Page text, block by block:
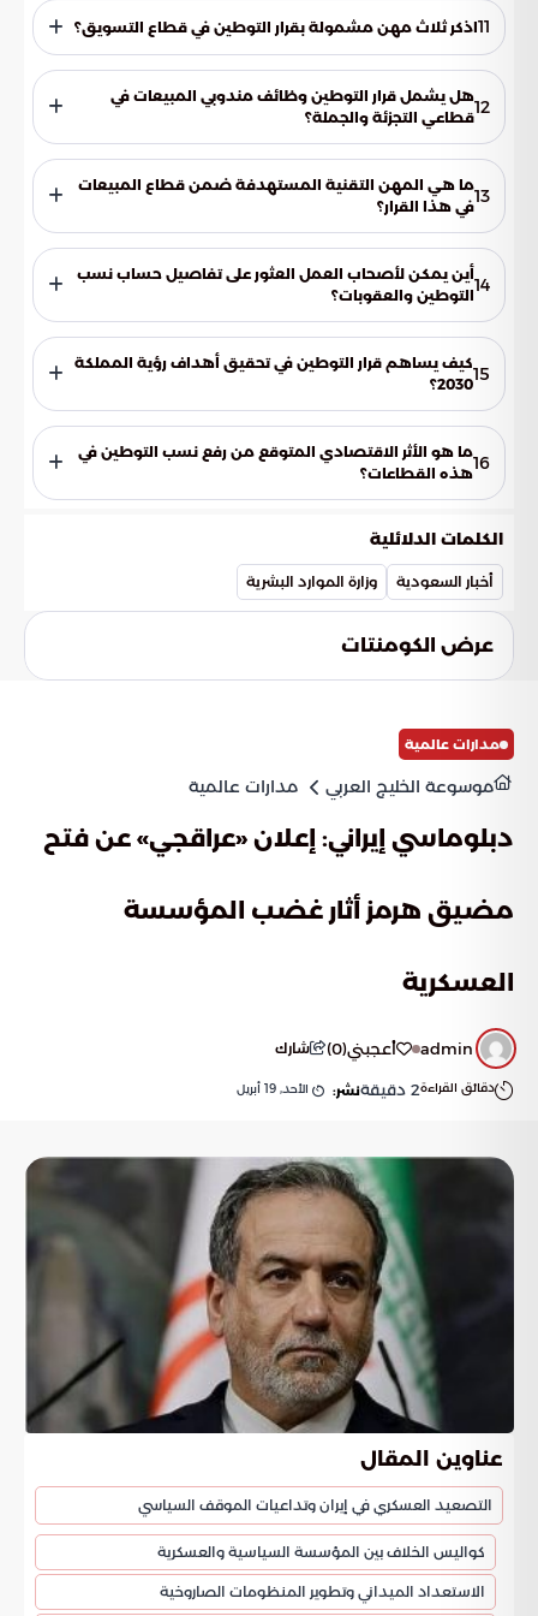
فأكثر ضمن الفئات الوظيفية والمهن المستهدفة بالقرار.11اذكر ثلاث مهن مشمولة بقرار التوطين في قطاع التسويق؟
تشمل القائمة مسميات وظيفية متنوعة منها مدير التسويق،
مصمم الجرافيك، وأخصائي العلاقات العامة.
12هل يشمل قرار التوطين وظائف مندوبي المبيعات في
قطاعي التجزئة والجملة؟
نعم، استهدف القرار وظائف مندوبي مبيعات التجزئة والجملة
بالإضافة إلى المندوبين العامين لرفع كفاءة الأداء في هذا القطاع.
13ما هي المهن التقنية المستهدفة ضمن قطاع المبيعات
في هذا القرار؟
شملت الضوابط أخصائيي مبيعات أجهزة تقنية المعلومات
والاتصالات، وذلك لضمان وجود كوادر وطنية في المجالات التقنية
المتخصصة.14أين يمكن لأصحاب العمل العثور على تفاصيل حساب نسب
التوطين والعقوبات؟
وفرت وزارة الموارد البشرية والتنمية الاجتماعية أدلة إجرائية
تفصيلية عبر منصاتها الرقمية تشرح كافة آليات الامتثال وطرق
الحساب.15كيف يساهم قرار التوطين في تحقيق أهداف رؤية المملكة
2030؟
يساهم القرار في زيادة حصة المواطنين في الوظائف القيادية
والفنية، وبناء اقتصاد مستدام يعتمد على الكفاءات المحلية،
وتحسين جودة الوظائف المتاحة.16ما هو الأثر الاقتصادي المتوقع من رفع نسب التوطين في
هذه القطاعات؟
من خلال ضخ الأجور في السوق المحلي وتعزيز القدرات البشرية
الكلمات الدلائلية
أخبار السعودية وزارة الموارد البشرية
عرض الكومنتات
مدارات عالمية
موسوعة الخليج العربي مدارات عالمية
دبلوماسي إيراني: إعلان «عراقجي» عن فتح
مضيق هرمز أثار غضب المؤسسة
العسكرية
admin أعجبني(
0
) شارك
دقائق القراءة2 دقيقةنشر: الأحد, 19 أبريل
عناوين المقال
التصعيد العسكري في إيران وتداعيات الموقف السياسي
كواليس الخلاف بين المؤسسة السياسية والعسكرية
الاستعداد الميداني وتطوير المنظومات الصاروخية